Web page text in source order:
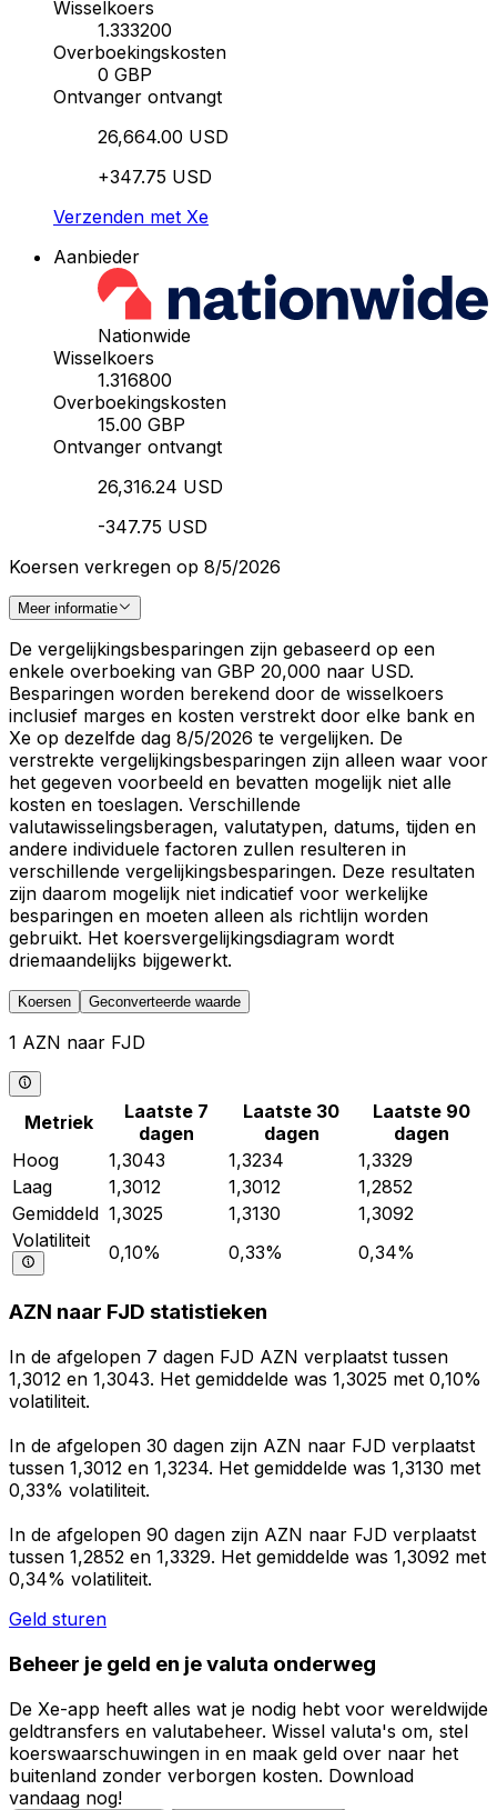
Wisselkoers
1.333200
Overboekingskosten
0 GBP
Ontvanger ontvangt
26,664.00 USD
+347.75 USD
Verzenden met Xe
Aanbieder
Nationwide
Wisselkoers
1.316800
Overboekingskosten
15.00 GBP
Ontvanger ontvangt
26,316.24 USD
-347.75 USD
Koersen verkregen op 8/5/2026
Meer informatie
De vergelijkingsbesparingen zijn gebaseerd op een
enkele overboeking van GBP 20,000 naar USD.
Besparingen worden berekend door de wisselkoers
inclusief marges en kosten verstrekt door elke bank en
Xe op dezelfde dag 8/5/2026 te vergelijken. De
verstrekte vergelijkingsbesparingen zijn alleen waar voor
het gegeven voorbeeld en bevatten mogelijk niet alle
kosten en toeslagen. Verschillende
valutawisselingsberagen, valutatypen, datums, tijden en
andere individuele factoren zullen resulteren in
verschillende vergelijkingsbesparingen. Deze resultaten
zijn daarom mogelijk niet indicatief voor werkelijke
besparingen en moeten alleen als richtlijn worden
gebruikt. Het koersvergelijkingsdiagram wordt
driemaandelijks bijgewerkt.
Koersen Geconverteerde waarde
1 AZN naar FJD
Metriek
Laatste 7
dagen
Laatste 30
dagen
Laatste 90
dagen
Hoog
1,3043 1,3234
1,3329
Laag
1,3012 1,3012
1,2852
Gemiddeld 1,3025 1,3130
1,3092
Volatiliteit
0,10% 0,33% 0,34%
AZN naar FJD statistieken
In de afgelopen 7 dagen FJD AZN verplaatst tussen
1,3012 en 1,3043. Het gemiddelde was 1,3025 met 0,10%
volatiliteit.
In de afgelopen 30 dagen zijn AZN naar FJD verplaatst
tussen 1,3012 en 1,3234. Het gemiddelde was 1,3130 met
0,33% volatiliteit.
In de afgelopen 90 dagen zijn AZN naar FJD verplaatst
tussen 1,2852 en 1,3329. Het gemiddelde was 1,3092 met
0,34% volatiliteit.
Geld sturen
Beheer je geld en je valuta onderweg
De Xe-app heeft alles wat je nodig hebt voor wereldwijde
geldtransfers en valutabeheer. Wissel valuta's om, stel
koerswaarschuwingen in en maak geld over naar het
buitenland zonder verborgen kosten. Download
vandaag nog!